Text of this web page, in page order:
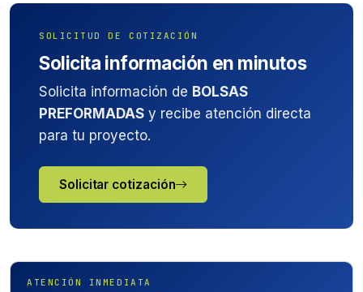
SOLICITUD DE COTIZACIÓN
Solicita información en minutos
Solicita información de BOLSAS
PREFORMADAS y recibe atención directa
para tu proyecto.
Solicitar cotización
ATENCIÓN INMEDIATA